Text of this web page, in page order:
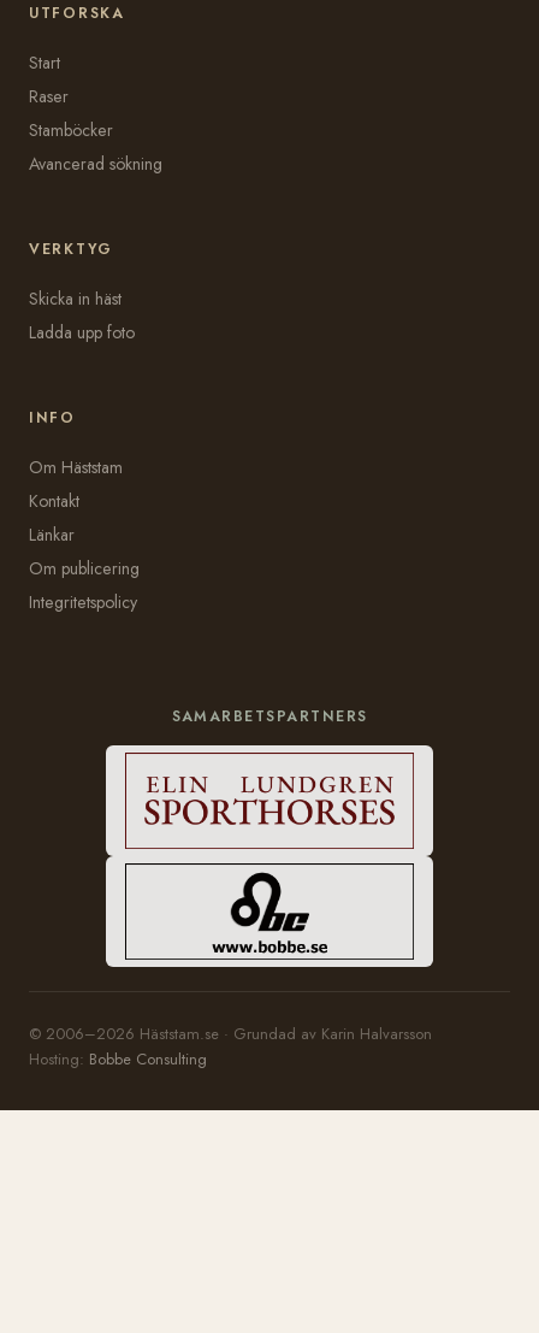
UTFORSKA
Start
Raser
Stamböcker
Avancerad sökning
VERKTYG
Skicka in häst
Ladda upp foto
INFO
Om Häststam
Kontakt
Länkar
Om publicering
Integritetspolicy
SAMARBETSPARTNERS
© 2006–2026 Häststam.se · Grundad av Karin Halvarsson
Hosting: Bobbe Consulting